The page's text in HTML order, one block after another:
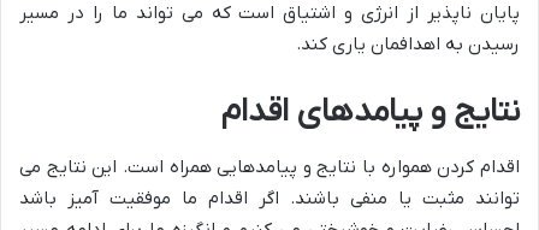
پایان ناپذیر از انرژی و اشتیاق است که می تواند ما را در مسیر
رسیدن به اهدافمان یاری کند.
نتایج و پیامدهای اقدام
اقدام کردن همواره با نتایج و پیامدهایی همراه است. این نتایج می
توانند مثبت یا منفی باشند. اگر اقدام ما موفقیت آمیز باشد